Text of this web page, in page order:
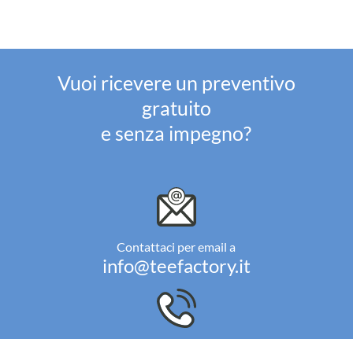
Vuoi ricevere un preventivo
gratuito
e senza impegno?
Contattaci per email a
info@teefactory.it